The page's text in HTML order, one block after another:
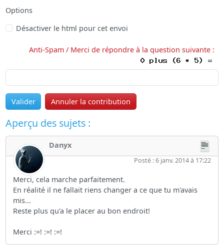
Options
Désactiver le html pour cet envoi
Anti-Spam / Merci de répondre à la question suivante :
Valider Annuler la contribution
Aperçu des sujets :
Danyx
Posté : 6 janv. 2014 à 17:22
Merci, cela marche parfaitement.
En réalité il ne fallait riens changer a ce que tu m'avais
mis...
Reste plus qu'a le placer au bon endroit!
Merci :=! :=! :=!